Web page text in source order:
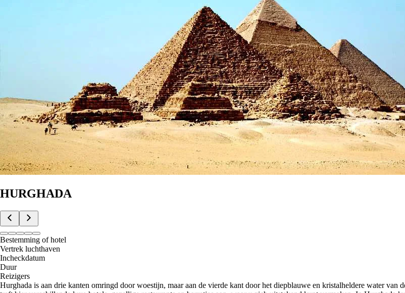
HURGHADA
Bestemming of hotel
Vertrek luchthaven
Incheckdatum
Duur
Reizigers
Hurghada is aan drie kanten omringd door woestijn, maar aan de vierde kant door het diepblauwe en kristalheldere water